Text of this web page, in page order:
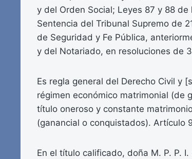
y del Orden Social; Leyes 87 y 88
Sentencia del Tribunal Supremo de
de Seguridad y Fe Pública,
y del Notariado, en resoluciones de
Es regla general del Derecho Civil y
régimen económico matrimonial (de
título oneroso y constante
(ganancial o conquistados). Artículo
En el título calificado, doña M. P. P.